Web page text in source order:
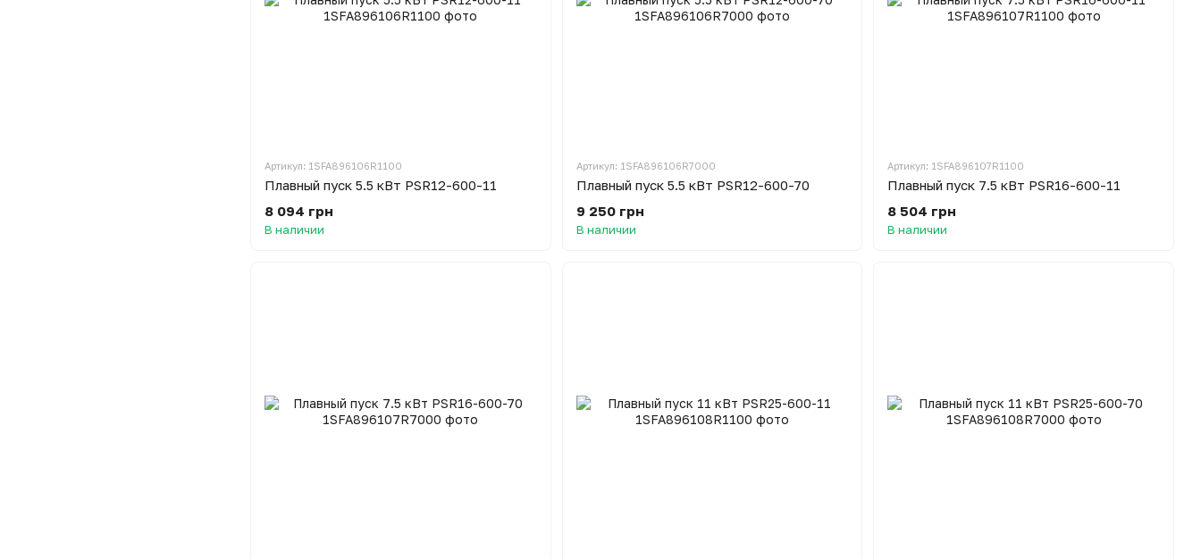
Артикул: 1SFA896106R1100
Плавный пуск 5.5 кВт PSR12-600-11
8 094 грн
В наличии
Артикул: 1SFA896106R7000
Плавный пуск 5.5 кВт PSR12-600-70
9 250 грн
В наличии
Артикул: 1SFA896107R1100
Плавный пуск 7.5 кВт PSR16-600-11
8 504 грн
В наличии